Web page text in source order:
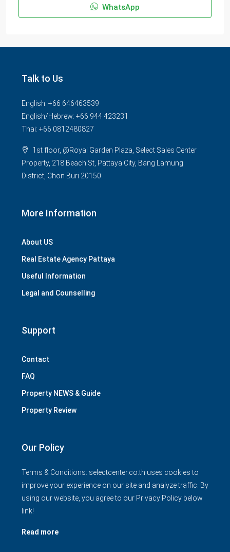
WhatsApp
Talk to Us
English: +66 646463539
English/Hebrew: +66 944 423231
Thai: +66 0812480827
1st floor, @Royal Garden Plaza, Select Sales Center
Property, 218 Beach St, Pattaya City, Bang Lamung
District, Chon Buri 20150
More Information
About US
Real Estate Agency Pattaya
Useful Information
Legal and Counselling
Support
Contact
FAQ
Property NEWS & Guide
Property Review
Our Policy
Terms & Conditions: selectcenter.co.th uses cookies to
improve your experience on our site and analyze traffic. By
using our website, you agree to our Privacy Policy below
link!
Read more